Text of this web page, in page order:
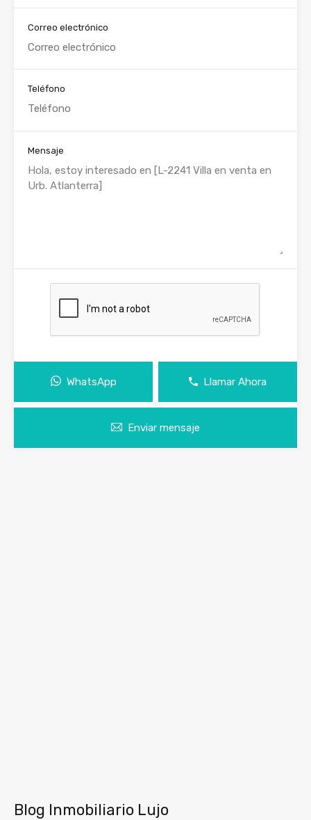
Correo electrónico
Teléfono
Mensaje
WhatsApp Llamar Ahora
Enviar mensaje
Blog Inmobiliario Lujo